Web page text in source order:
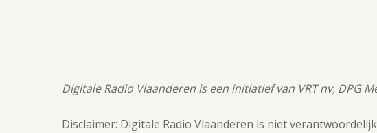
Digitale Radio Vlaanderen is een initiatief van VRT nv, DPG
Disclaimer: Digitale Radio Vlaanderen is niet